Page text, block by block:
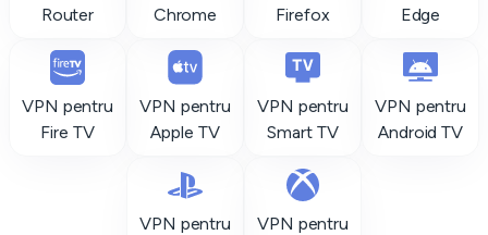
Router
Chrome
Firefox
Edge
VPN pentru
Fire TV
VPN pentru
Apple TV
VPN pentru
Smart TV
VPN pentru
Android TV
VPN pentru
VPN pentru